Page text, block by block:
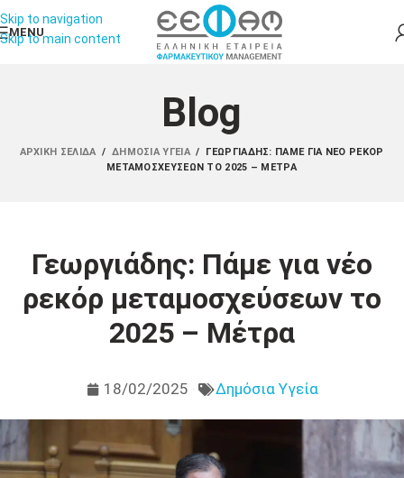
Skip to navigation
Skip to main content
MENU
Blog
ΑΡΧΙΚΉ ΣΕΛΊΔΑ / ΔΗΜΌΣΙΑ ΥΓΕΊΑ /
ΓΕΩΡΓΙΆΔΗΣ: ΠΆΜΕ ΓΙΑ ΝΈΟ ΡΕΚΌΡ
ΜΕΤΑΜΟΣΧΕΎΣΕΩΝ ΤΟ 2025 – ΜΈΤΡΑ
Γεωργιάδης: Πάμε για νέο
ρεκόρ μεταμοσχεύσεων το
2025 – Μέτρα
18/02/2025 Δημόσια Υγεία